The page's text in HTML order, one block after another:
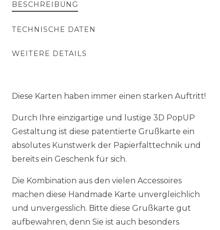
BESCHREIBUNG
TECHNISCHE DATEN
WEITERE DETAILS
Diese Karten haben immer einen starken Auftritt!
Durch Ihre einzigartige und lustige 3D PopUP
Gestaltung ist diese patentierte Grußkarte ein
absolutes Kunstwerk der Papierfalttechnik und
bereits ein Geschenk für sich.
Die Kombination aus den vielen Accessoires
machen diese Handmade Karte unvergleichlich
und unvergesslich. Bitte diese Grußkarte gut
aufbewahren, denn Sie ist auch besonders